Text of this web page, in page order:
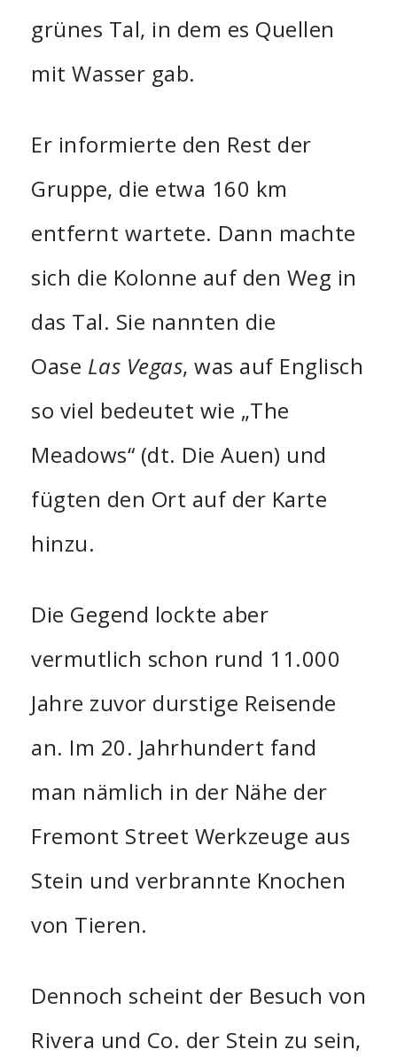
grünes Tal, in dem es Quellen
mit Wasser gab.
Er informierte den Rest der
Gruppe, die etwa 160 km
entfernt wartete. Dann machte
sich die Kolonne auf den Weg in
das Tal. Sie nannten die
Oase Las Vegas, was auf Englisch
so viel bedeutet wie „The
Meadows“ (dt. Die Auen) und
fügten den Ort auf der Karte
hinzu.
Die Gegend lockte aber
vermutlich schon rund 11.000
Jahre zuvor durstige Reisende
an. Im 20. Jahrhundert fand
man nämlich in der Nähe der
Fremont Street Werkzeuge aus
Stein und verbrannte Knochen
von Tieren.
Dennoch scheint der Besuch von
Rivera und Co. der Stein zu sein,